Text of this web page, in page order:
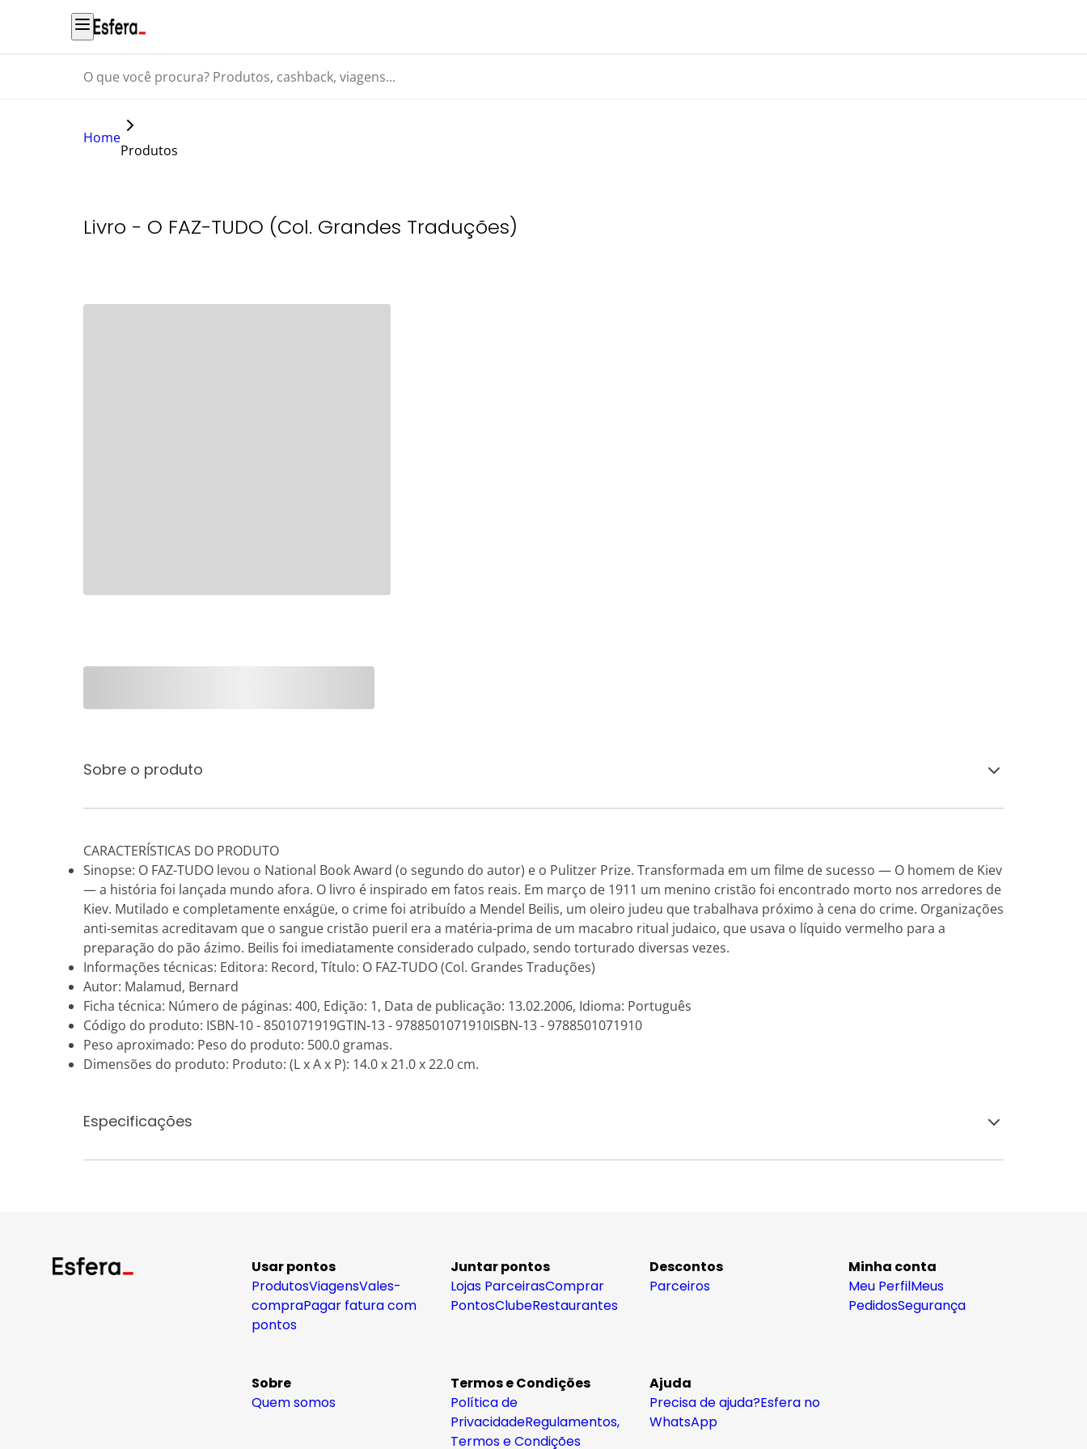
O que você procura? Produtos, cashback, viagens...
Home
Produtos
Livro - O FAZ-TUDO (Col. Grandes Traduções)
Sobre o produto
CARACTERÍSTICAS DO PRODUTO
Sinopse: O FAZ-TUDO levou o National Book Award (o segundo do autor) e o Pulitzer Prize. Transformada em um filme de sucesso — O homem de Kiev
— a história foi lançada mundo afora. O livro é inspirado em fatos reais. Em março de 1911 um menino cristão foi encontrado morto nos arredores de
Kiev. Mutilado e completamente enxágüe, o crime foi atribuído a Mendel Beilis, um oleiro judeu que trabalhava próximo à cena do crime. Organizações
anti-semitas acreditavam que o sangue cristão pueril era a matéria-prima de um macabro ritual judaico, que usava o líquido vermelho para a
preparação do pão ázimo. Beilis foi imediatamente considerado culpado, sendo torturado diversas vezes.
Informações técnicas: Editora: Record, Título: O FAZ-TUDO (Col. Grandes Traduções)
Autor: Malamud, Bernard
Ficha técnica: Número de páginas: 400, Edição: 1, Data de publicação: 13.02.2006, Idioma: Português
Código do produto: ISBN-10 - 8501071919GTIN-13 - 9788501071910ISBN-13 - 9788501071910
Peso aproximado: Peso do produto: 500.0 gramas.
Dimensões do produto: Produto: (L x A x P): 14.0 x 21.0 x 22.0 cm.
Especificações
Usar pontos
ProdutosViagensVales-
compraPagar fatura com
pontos
Juntar pontos
Lojas ParceirasComprar
PontosClubeRestaurantes
Descontos
Parceiros
Minha conta
Meu PerfilMeus
PedidosSegurança
Sobre
Quem somos
Termos e Condições
Política de
PrivacidadeRegulamentos,
Termos e Condições
Ajuda
Precisa de ajuda?Esfera no
WhatsApp